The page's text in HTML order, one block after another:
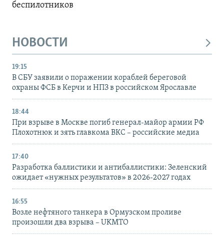
беспилотников
НОВОСТИ
19:15
В СБУ заявили о поражении кораблей береговой
охраны ФСБ в Керчи и НПЗ в российском Ярославле
18:44
При взрыве в Москве погиб генерал-майор армии РФ
Плохотнюк и зять главкома ВКС – российские медиа
17:40
Разработка баллистики и антибаллистики: Зеленский
ожидает «нужных результатов» в 2026-2027 годах
16:55
Возле нефтяного танкера в Ормузском проливе
произошли два взрыва – UKMTO